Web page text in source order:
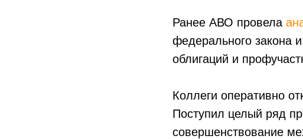
Ранее АВО провела
федерального закона
облигаций и
Коллеги оперативно
Поступил целый ряд
совершенствование